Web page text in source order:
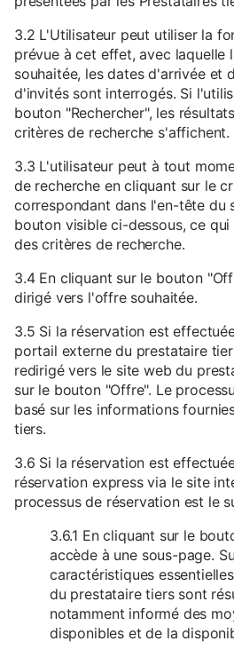
3.2 L'Utilisateur peut utiliser la
prévue à cet effet, avec laquelle
souhaitée, les dates d'arrivée et
d'invités sont interrogés. Si
bouton "Rechercher", les
critères de recherche s'affichent.
3.3 L'utilisateur peut à tout
de recherche en cliquant sur le
correspondant dans l'en-tête du
bouton visible ci-dessous, ce
des critères de recherche.
3.4 En cliquant sur le bouton
dirigé vers l'offre souhaitée.
3.5 Si la réservation est
portail externe du prestataire
redirigé vers le site web du
sur le bouton "Offre". Le
basé sur les informations
tiers.
3.6 Si la réservation est
réservation express via le site
processus de réservation est le
3.6.1 En cliquant sur le
accède à une sous-page.
caractéristiques
du prestataire tiers sont
notamment informé des
disponibles et de la